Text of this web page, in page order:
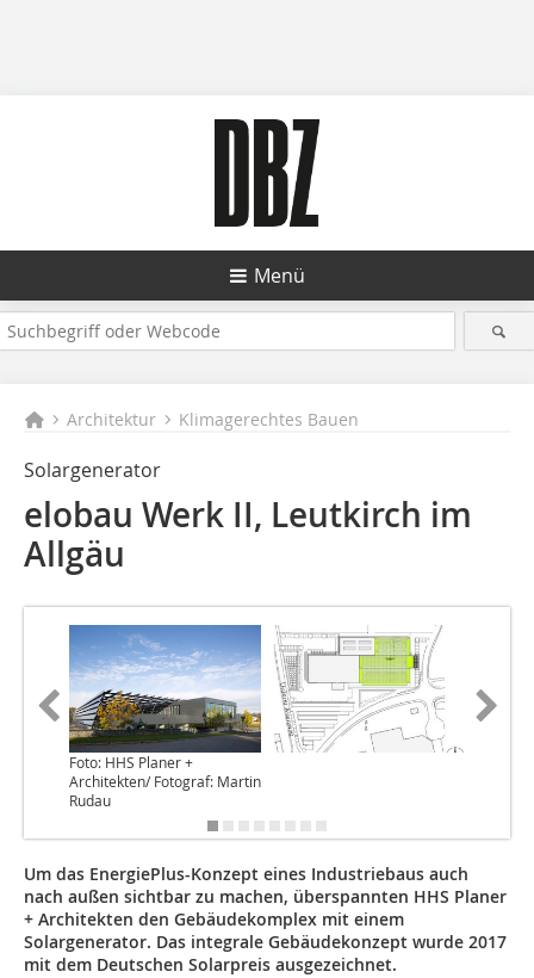
Menü
Architektur Klimagerechtes Bauen
Solargenerator
elobau Werk II, Leutkirch im
Allgäu
Foto: HHS Planer +
Architekten/ Fotograf: Martin
Rudau
Um das EnergiePlus-Konzept eines Industriebaus auch
nach außen sichtbar zu machen, überspannten HHS Planer
+ Architekten den Gebäudekomplex mit einem
Solargenerator. Das integrale Gebäudekonzept wurde 2017
mit dem Deutschen Solarpreis ausgezeichnet.